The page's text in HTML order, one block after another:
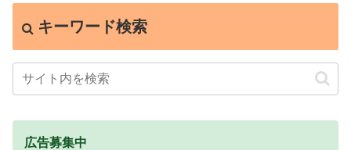
キーワード検索
広告募集中